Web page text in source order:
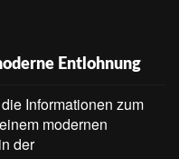
Entlohnung
Informationen zum
modernen
der